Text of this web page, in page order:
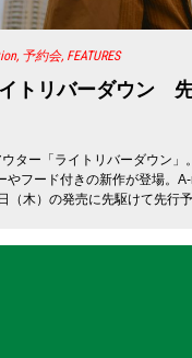
予約会, FEATURES
トリバーダウン
ター「ライトリバーダウン」
やフード付きの新作が登場。
（木）の発売に先駆けて先行予